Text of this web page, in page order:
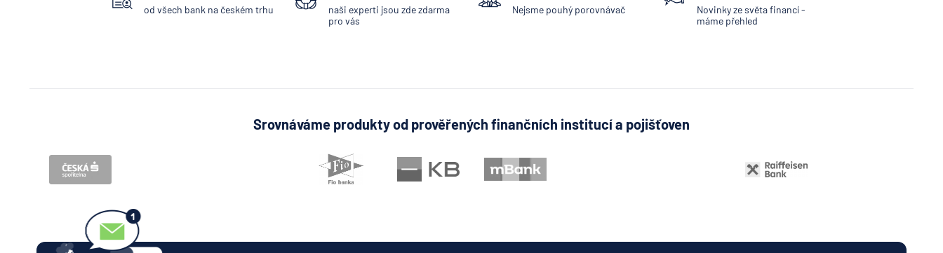
od všech bank na českém trhu
naši experti jsou zde zdarma
pro vás
Nejsme pouhý porovnávač
Novinky ze světa financí -
máme přehled
Srovnáváme produkty od prověřených finančních institucí a pojišťoven